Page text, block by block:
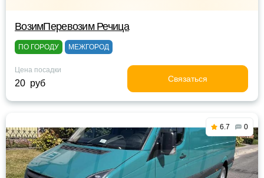
ВозимПеревозим Речица
ПО ГОРОДУ МЕЖГОРОД
Цена посадки
20 руб Связаться
6.7 0